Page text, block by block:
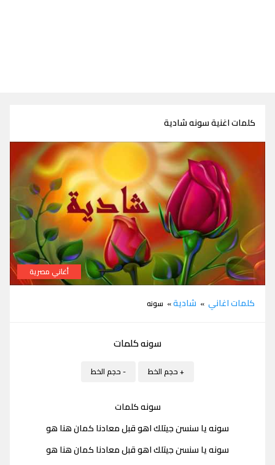
كلمات اغنية سونه شادية
أغاني مصرية
كلمات اغاني » شادية» سونه
سونه كلمات
+ حجم الخط - حجم الخط
سونه كلمات
سونه يا سنسن جيتلك اهو قبل معادنا كمان هنا هو
سونه يا سنسن جيتلك اهو قبل معادنا كمان هنا هو